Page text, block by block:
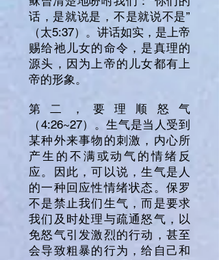
话，是就说是，不是就说不是”
（太5:37）。讲话如实，是上帝
赐给祂儿女的命令，是真理的
源头，因为上帝的儿女都有上
帝的形象。
第二，要理顺怒气
（4:26~27）。生气是当人受到
某种外来事物的刺激，内心所
产生的不满或动气的情绪反
应。因此，可以说，生气是人
的一种回应性情绪状态。保罗
不是禁止我们生气，而是要求
我们及时处理与疏通怒气，以
免怒气引发激烈的行动，甚至
会导致粗暴的行为，给自己和